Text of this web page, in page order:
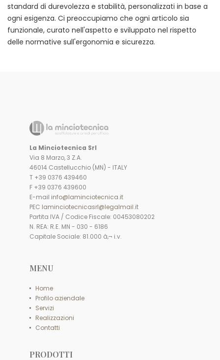
standard di durevolezza e stabilità, personalizzati in base a
ogni esigenza. Ci preoccupiamo che ogni articolo sia
funzionale, curato nell'aspetto e sviluppato nel rispetto
delle normative sull'ergonomia e sicurezza.
La Minciotecnica Srl
Via 8 Marzo, 3 Z.A.
46014 Castellucchio (MN) - ITALY
T +39 0376 439460
F +39 0376 439600
E-mail info@laminciotecnica.it
PEC laminciotecnicasrl@legalmail.it
Partita IVA / Codice Fiscale: 00453080202
N. REA: R.E. MN - 030 - 6186
Capitale Sociale: 81.000 â‚¬ i.v.
MENU
Home
Profilo aziendale
Servizi
Realizzazioni
Contatti
PRODOTTI